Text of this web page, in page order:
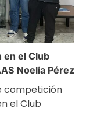
en el Club
Noelia Pérez
competición
el Club